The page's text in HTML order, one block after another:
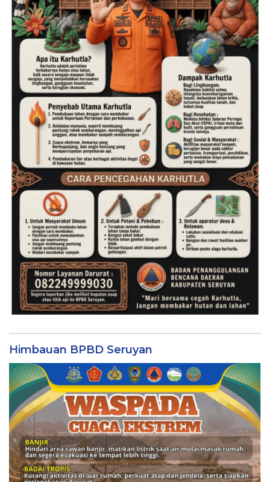
Himbauan BPBD Seruyan